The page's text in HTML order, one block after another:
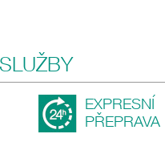
EXPRESNÍ
PŘEPRAVA